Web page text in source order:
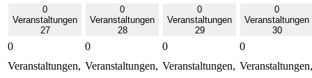
0
Veranstaltungen
27
0
Veranstaltungen,
0
Veranstaltungen
28
0
Veranstaltungen,
0
Veranstaltungen
29
0
Veranstaltungen,
0
Veranstaltungen
30
0
Veranstaltungen,